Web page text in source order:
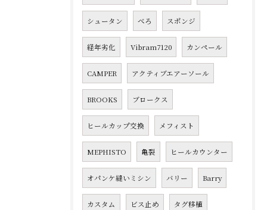
シュータン べろ スポンジ
経年劣化 Vibram7120 カンペール
CAMPER アクティブエアーソール
BROOKS ブロークス
ヒールカップ交換 メフィスト
MEPHISTO 亀裂 ヒールカウンター
オパンケ縫いミシン バリー Barry
カスタム ビス止め タグ移植